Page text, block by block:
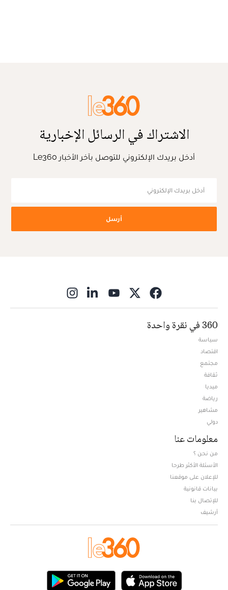
الاشتراك في الرسائل الإخبارية
أدخل بريدك الإلكتروني للتوصل بآخر الأخبار Le360
أرسل
360 في نقرة واحدة
سياسة
اقتصاد
مجتمع
ثقافة
ميديا
رياضة
مشاهير
دولي
معلومات عنا
من نحن ؟
الأسئلة الأكثر طرحا
للإعلان على موقعنا
بيانات قانونية
للإتصال بنا
أرشيف